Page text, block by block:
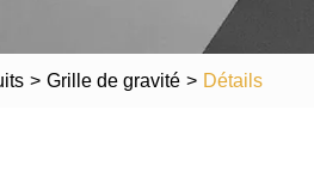
> Grille de gravité > Détails